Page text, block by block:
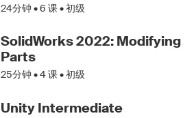
24分钟 •6 课 • 初级
SolidWorks 2022: Modifying
Parts
25分钟 •4课 • 初级
Unity Intermediate